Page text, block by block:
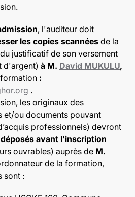
, l'auditeur doit
les copies scannées de la
justificatif de son versement
d'argent) à M. David MUKULU,
:
.
les originaux des
et/ou documents pouvant
professionnels) devront
avant l’inscription
ouvrables) auprès de M.
de la formation,
sont :